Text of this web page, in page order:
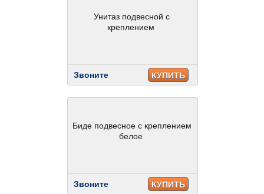
Унитаз подвесной с
креплением
Звоните КУПИТЬ
Биде подвесное с креплением
белое
Звоните КУПИТЬ